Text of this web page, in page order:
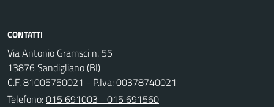
CONTATTI
Via Antonio Gramsci n. 55
13876 Sandigliano (BI)
C.F. 81005750021 - P.Iva: 00378740021
Telefono:015 691003 - 015 691560